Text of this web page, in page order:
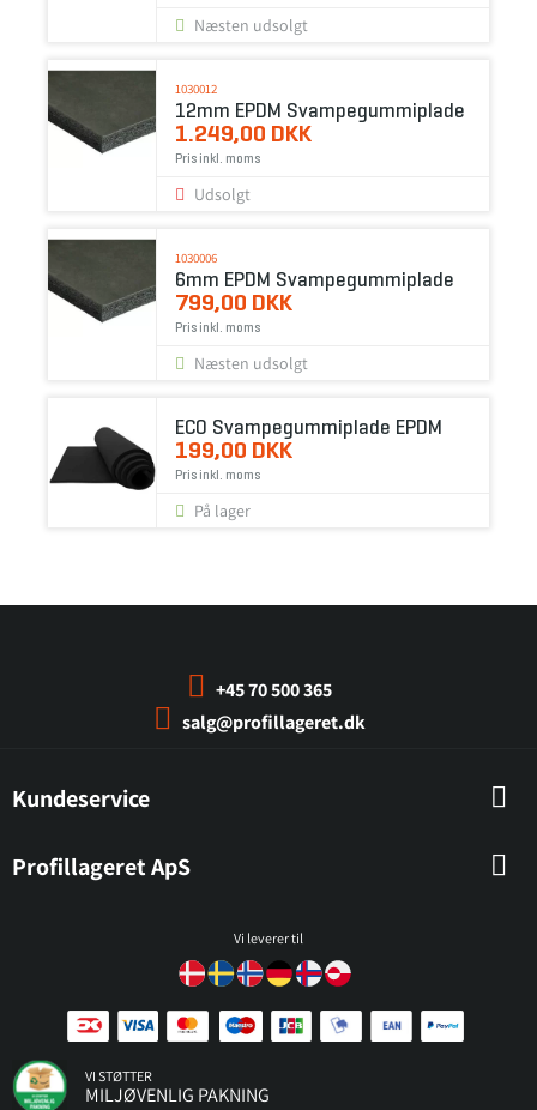
Næsten udsolgt
1030012
12mm EPDM Svampegummiplade
1.249,00 DKK
Pris inkl. moms
Udsolgt
1030006
6mm EPDM Svampegummiplade
799,00 DKK
Pris inkl. moms
Næsten udsolgt
ECO Svampegummiplade EPDM
199,00 DKK
Pris inkl. moms
På lager
+45 70 500 365
salg@profillageret.dk
Kundeservice
Profillageret ApS
Vi leverer til
VI STØTTER
MILJØVENLIG PAKNING